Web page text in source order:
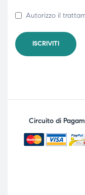
Autorizzo il
Circuito di